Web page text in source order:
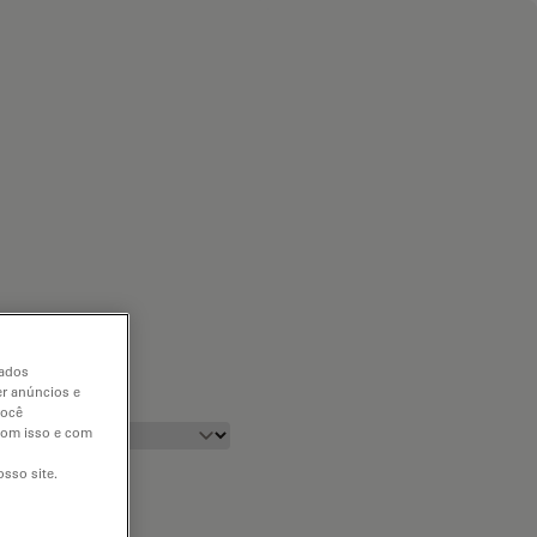
anúncios e
isso e com
site.